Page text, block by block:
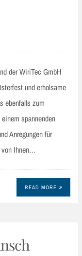
der WiriTec GmbH
und erholsame
ebenfalls zum
spannenden
Anregungen für
von Ihnen…
READ MORE